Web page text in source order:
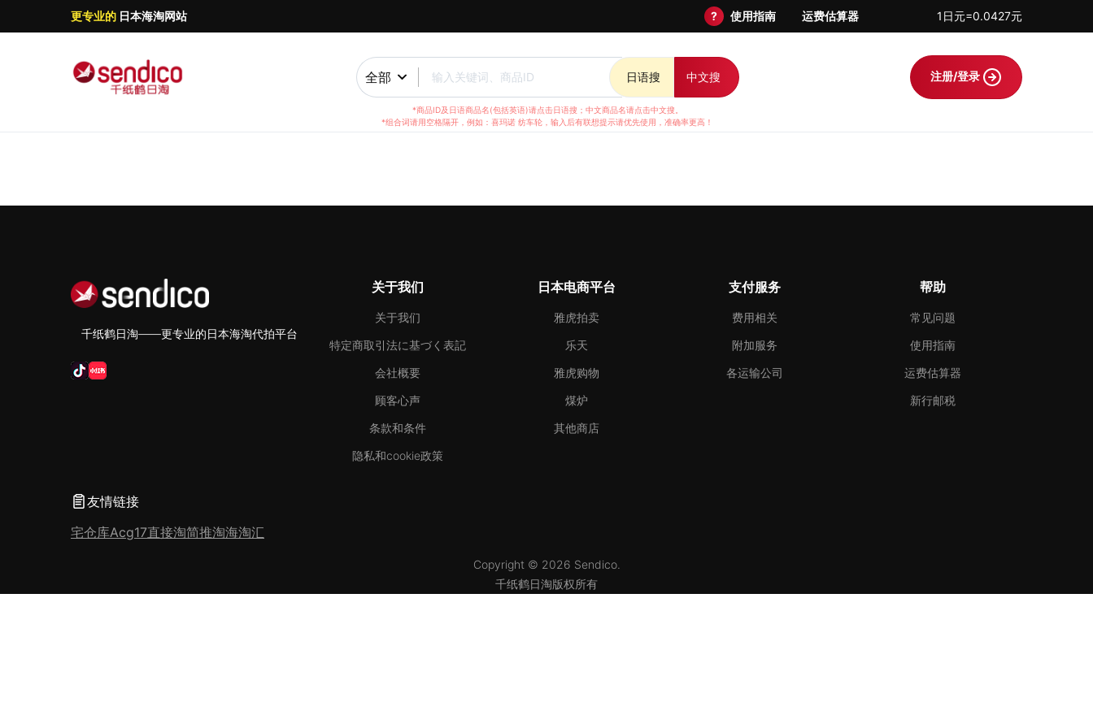
更专业的 日本海淘网站 ? 使用指南 运费估算器 1日元=0.0427元
全部 输入关键词、商品ID 日语搜 中文搜
*商品ID及日语商品名(包括英语)请点击日语搜；中文商品名请点击中文搜。
*组合词请用空格隔开，例如：喜玛诺 纺车轮，输入后有联想提示请优先使用，准确率更高！
注册/登录
千纸鹤日淘——更专业的日本海淘代拍平台
关于我们
关于我们
特定商取引法に基づく表記
会社概要
顾客心声
条款和条件
隐私和cookie政策
日本电商平台
雅虎拍卖
乐天
雅虎购物
煤炉
其他商店
支付服务
费用相关
附加服务
各运输公司
帮助
常见问题
使用指南
运费估算器
新行邮税
友情链接
宅仓库Acg17直接淘简推淘海淘汇
Copyright © 2026 Sendico.
千纸鹤日淘版权所有